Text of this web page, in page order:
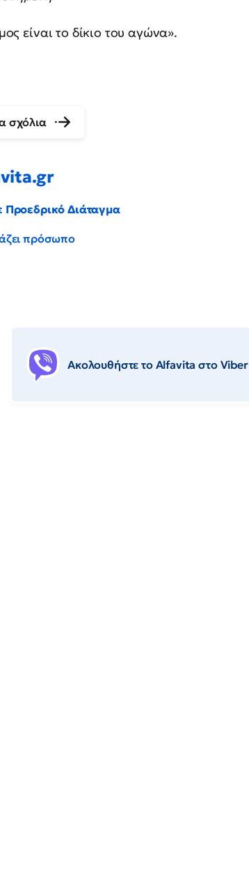
είναι το δίκιο του αγώνα».
σχόλια
Προεδρικό Διάταγμα
πρόσωπο
Ακολουθήστε το Αlfavita στο Viber